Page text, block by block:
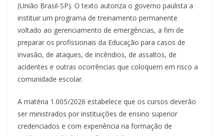
(União Brasil-SP). O texto autoriza o governo paulista a
instituir um programa de treinamento permanente
voltado ao gerenciamento de emergências, a fim de
preparar os profissionais da Educação para casos de
invasão, de ataques, de incêndios, de assaltos, de
acidentes e outras ocorrências que coloquem em risco a
comunidade escolar.
A matéria 1.005/2026 estabelece que os cursos deverão
ser ministrados por instituições de ensino superior
credenciados e com experiência na formação de